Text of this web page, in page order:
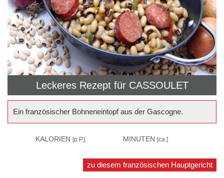
Leckeres Rezept für CASSOULET
Ein französischer Bohneneintopf aus der Gascogne.
KALORIEN [p.P.] MINUTEN [ca.]
zu diesem französischen Hauptgericht